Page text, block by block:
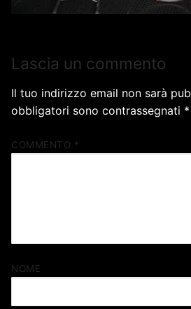
Lascia un commento
Il tuo indirizzo email non sarà
obbligatori sono contrassegnati *
COMMENTO *
NOME